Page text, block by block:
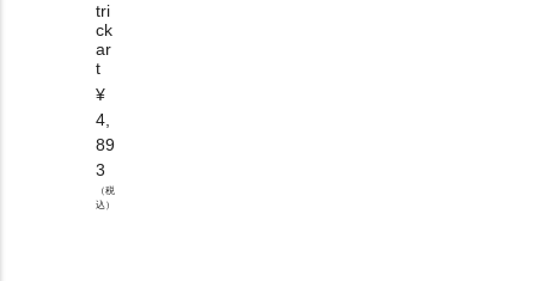
tri
ck
ar
t
¥
4,
89
3
（税
込）